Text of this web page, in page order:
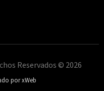
Reservados © 2026
por xWeb